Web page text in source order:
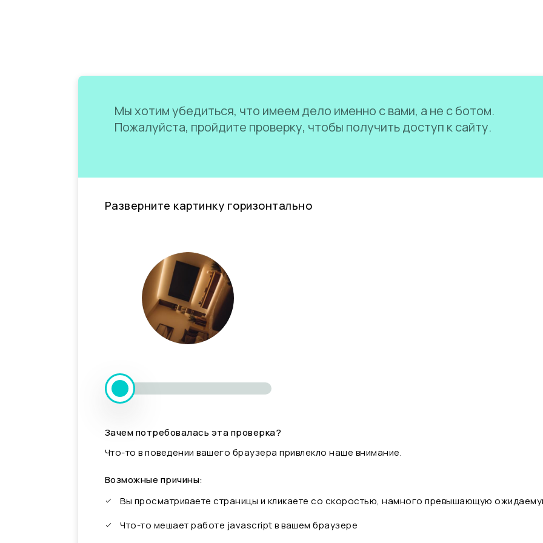
Мы хотим убедиться, что имеем дело именно с вами, а не с ботом.
Пожалуйста, пройдите проверку, чтобы получить доступ к сайту.
Разверните картинку горизонтально
Зачем потребовалась эта проверка?
Что-то в поведении вашего браузера привлекло наше внимание.
Возможные причины:
Вы просматриваете страницы и кликаете со скоростью, намного превышающую
Что-то мешает работе javascript в вашем браузере